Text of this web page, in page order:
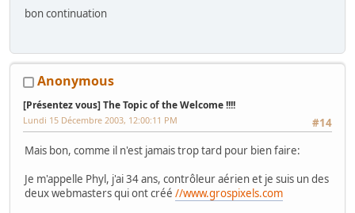
bon continuation
Anonymous
[Présentez vous] The Topic of the Welcome !!!!
#14
Lundi 15 Décembre 2003, 12:00:11 PM
Mais bon, comme il n'est jamais trop tard pour bien faire:
Je m'appelle Phyl, j'ai 34 ans, contrôleur aérien et je suis un des
deux webmasters qui ont créé //www.grospixels.com